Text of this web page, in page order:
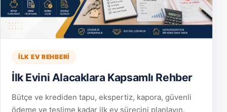
İLK EV REHBERI
İlk Evini Alacaklara Kapsamlı Rehber
Bütçe ve krediden tapu, ekspertiz, kapora, güvenli
ödeme ve teslime kadar ilk ev sürecini planlayın.